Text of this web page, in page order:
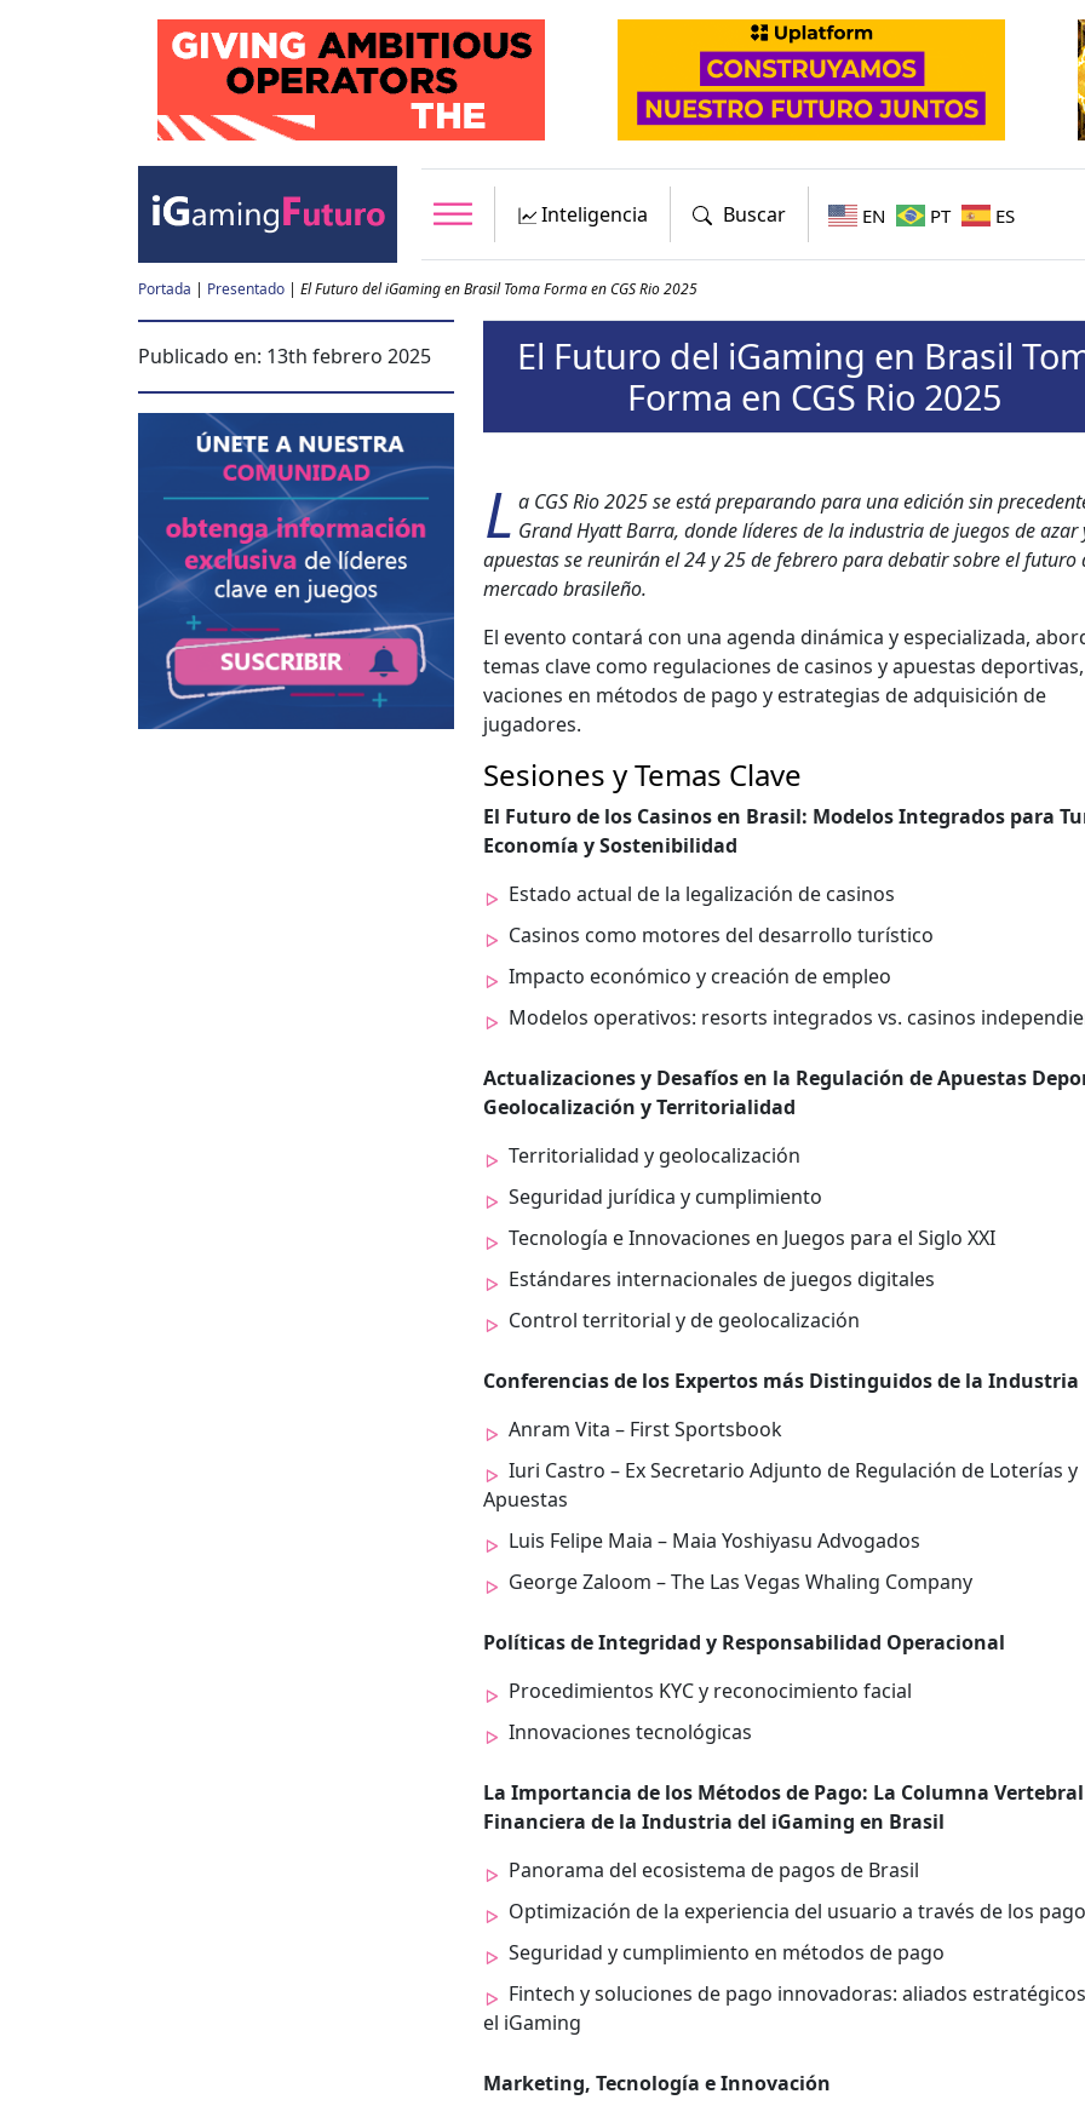
Inteligencia Buscar EN PT ES
Portada | Presentado | El Futuro del iGaming en Brasil Toma Forma en CGS Rio 2025
El Futuro del iGaming en Brasil
Forma en CGS Rio 2025
L a CGS Rio 2025 se está preparan­do para una edi­ción sin
Grand Hyatt Bar­ra, donde líderes de la indus­tria de jue­gos de azar
apues­tas se reunirán el 24 y 25 de febrero para debatir sobre el futuro
mer­ca­do brasileño.
El even­to con­tará con una agen­da dinámi­ca y espe­cial­iza­da,
temas clave como reg­u­la­ciones de casi­nos y apues­tas
va­ciones en méto­dos de pago y estrate­gias de adquisi­ción de
jugadores.
Sesiones y Temas Clave
El Futuro de los Casi­nos en Brasil: Mod­e­los Inte­gra­dos para
Economía y Sosteni­bil­i­dad
Esta­do actu­al de la legal­ización de casi­nos
Casi­nos como motores del desar­rol­lo turís­ti­co
Impacto económi­co y creación de empleo
Mod­e­los oper­a­tivos: resorts inte­gra­dos vs. casi­nos
Actu­al­iza­ciones y Desafíos en la Reg­u­lación de Apues­tas
Geolo­cal­ización y Ter­ri­to­ri­al­i­dad
Ter­ri­to­ri­al­i­dad y geolo­cal­ización
Seguri­dad jurídi­ca y cumplim­ien­to
Tec­nología e Inno­va­ciones en Jue­gos para el Siglo XXI
Están­dares inter­na­cionales de jue­gos dig­i­tales
Con­trol ter­ri­to­r­i­al y de geolo­cal­ización
Con­fer­en­cias de los Exper­tos más Dis­tin­gui­dos de la Indus­tria
Anram Vita – First Sports­book
Iuri Cas­tro – Ex Sec­re­tario Adjun­to de Reg­u­lación de Loterías y
Apues­tas
Luis Felipe Maia – Maia Yoshiya­su Advo­ga­dos
George Zaloom – The Las Vegas Whal­ing Com­pa­ny
Políti­cas de Inte­gri­dad y Respon­s­abil­i­dad Opera­cional
Pro­ced­imien­tos KYC y reconocimien­to facial
Inno­va­ciones tec­nológ­i­cas
La Impor­tan­cia de los Méto­dos de Pago: La Colum­na Ver­te­bral
Financiera de la Indus­tria del iGam­ing en Brasil
Panora­ma del eco­sis­tema de pagos de Brasil
Opti­mización de la expe­ri­en­cia del usuario a través de los
Seguri­dad y cumplim­ien­to en méto­dos de pago
Fin­tech y solu­ciones de pago inno­vado­ras: ali­a­dos
el iGam­ing
Mar­ket­ing, Tec­nología e Inno­vación
Publicado en: 13th febrero 2025